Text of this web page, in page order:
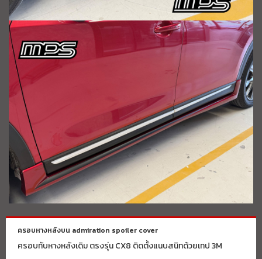
ครอบหางหลังบน admiration spoiler cover
ครอบทับหางหลังเดิม ตรงรุ่น CX8 ติดตั้งแนบสนิทด้วยเทป 3M